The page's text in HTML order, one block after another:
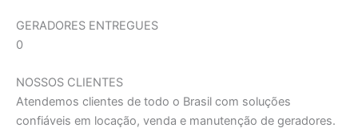
GERADORES ENTREGUES
0
NOSSOS CLIENTES
Atendemos clientes de todo o Brasil com soluções
confiáveis em locação, venda e manutenção de geradores.